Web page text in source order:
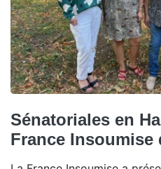
Sénatoriales en
France Insoumise